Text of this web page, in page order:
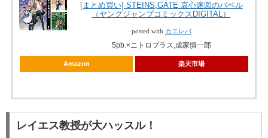
[まとめ買い] STEINS;GATE 哀心迷図のバベル
（ヤングジャンプコミックスDIGITAL）
posted with カエレバ
5pb.×ニトロプラス,成家慎一郎
Amazon 楽天市場
レイエス教授が大ハッスル！